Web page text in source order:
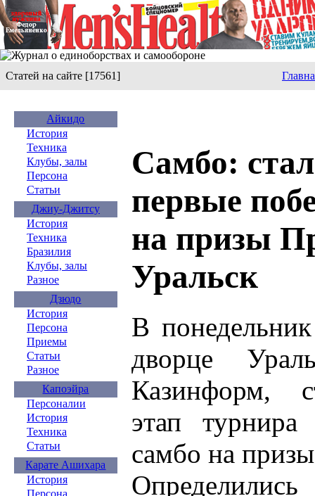
Статей на сайте [17561]
Айкидо
История
Техника
Клубы, залы
Персона
Статьи
Джиу-Джитсу
История
Техника
Бразилия
Клубы, залы
Разное
Дзюдо
История
Персона
Приемы
Статьи
Разное
Капоэйра
Персоналии
История
Техника
Статьи
Карате Ашихара
История
Персона
Самбо:
первые
на призы
Уральск
В
дворце
Казинформ,
этап
самбо на